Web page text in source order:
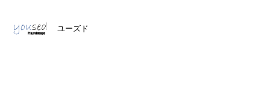
ユーズド